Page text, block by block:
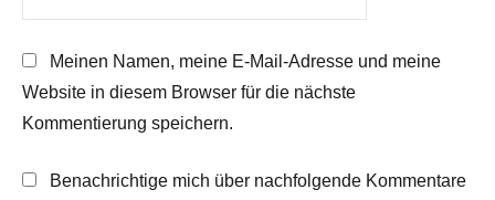
Meinen Namen, meine E-Mail-Adresse und meine
Website in diesem Browser für die nächste
Kommentierung speichern.
Benachrichtige mich über nachfolgende Kommentare